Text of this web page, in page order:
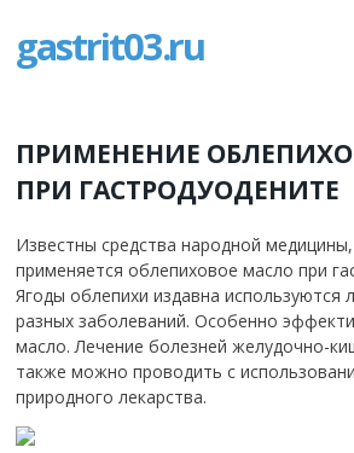
gastrit03.ru
ПРИМЕНЕНИЕ
ПРИ ГАСТРОДУОДЕНИТЕ
Известны средства народной
применяется облепиховое масло при
Ягоды облепихи издавна используются
разных заболеваний. Особенно
масло. Лечение болезней желудочно-
также можно проводить с
природного лекарства.